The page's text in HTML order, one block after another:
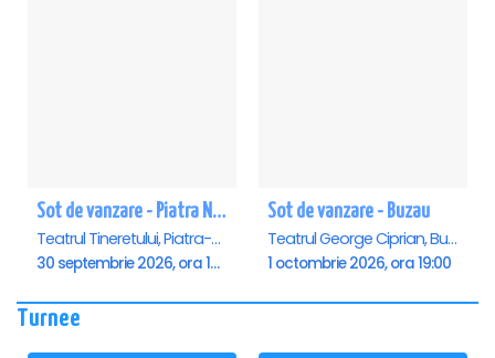
Sot de vanzare - Piatra Neamt
Teatrul Tineretului, Piatra-Neamt
30 septembrie 2026, ora 19:00
Sot de vanzare - Buzau
Teatrul George Ciprian, Buzau
1 octombrie 2026, ora 19:00
Turnee